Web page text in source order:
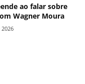
ao falar sobre
Wagner Moura